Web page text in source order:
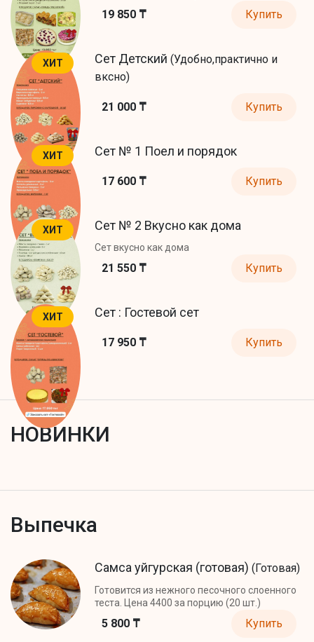
19 850 ₸ Купить
ХИТ Сет Детский (Удобно,практично и
вксно)
21 000 ₸ Купить
ХИТ Сет № 1 Поел и порядок
17 600 ₸ Купить
ХИТ Сет № 2 Вкусно как дома
Сет вкусно как дома
21 550 ₸ Купить
ХИТ Сет : Гостевой сет
17 950 ₸ Купить
НОВИНКИ
Выпечка
Самса уйгурская (готовая) (Готовая)
Готовится из нежного песочного слоенного
теста. Цена 4400 за порцию (20 шт.)
5 800 ₸ Купить